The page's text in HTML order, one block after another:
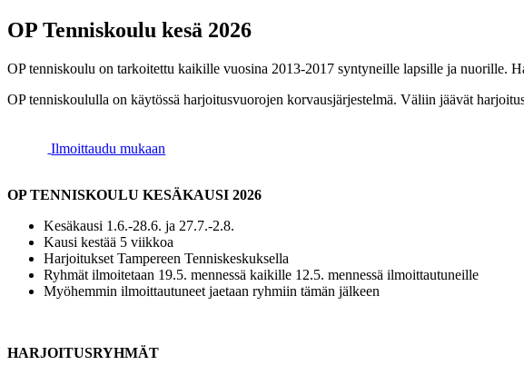
OP Tenniskoulu kesä 2026
OP tenniskoulu on tarkoitettu kaikille vuosina 2013-2017 syntyneille lapsille ja nuorille.
OP tenniskoululla on käytössä harjoitusvuorojen korvausjärjestelmä. Väliin jäävät
Ilmoittaudu mukaan
OP TENNISKOULU KESÄKAUSI 2026
Kesäkausi 1.6.-28.6. ja 27.7.-2.8.
Kausi kestää 5 viikkoa
Harjoitukset Tampereen Tenniskeskuksella
Ryhmät ilmoitetaan 19.5. mennessä kaikille 12.5. mennessä ilmoittautuneille
Myöhemmin ilmoittautuneet jaetaan ryhmiin tämän jälkeen
HARJOITUSRYHMÄT